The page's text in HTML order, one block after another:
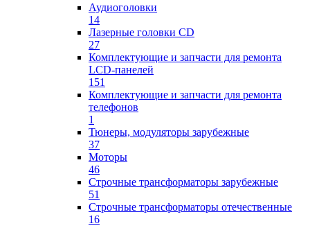
Аудиоголовки
14
Лазерные головки CD
27
Комплектующие и запчасти для ремонта
LCD-панелей
151
Комплектующие и запчасти для ремонта
телефонов
1
Тюнеры, модуляторы зарубежные
37
Моторы
46
Строчные трансформаторы зарубежные
51
Строчные трансформаторы отечественные
16